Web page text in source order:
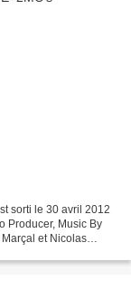
sorti le 30 avril 2012
et Nicolas